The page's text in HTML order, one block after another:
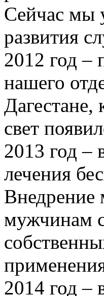
Сейчас мы
развития
2012 год –
нашего
Дагестане,
свет
2013 год –
лечения
Внедрение
мужчинам
2014 год –